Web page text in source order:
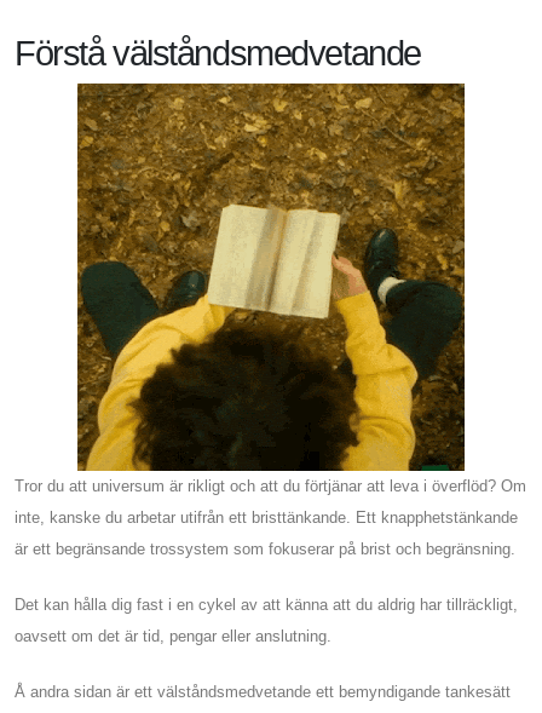
Förstå välståndsmedvetande
Tror du att universum är rikligt och att du förtjänar att leva i överflöd? Om
inte, kanske du arbetar utifrån ett bristtänkande. Ett knapphetstänkande
är ett begränsande trossystem som fokuserar på brist och begränsning.
Det kan hålla dig fast i en cykel av att känna att du aldrig har tillräckligt,
oavsett om det är tid, pengar eller anslutning.
Å andra sidan är ett välståndsmedvetande ett bemyndigande tankesätt